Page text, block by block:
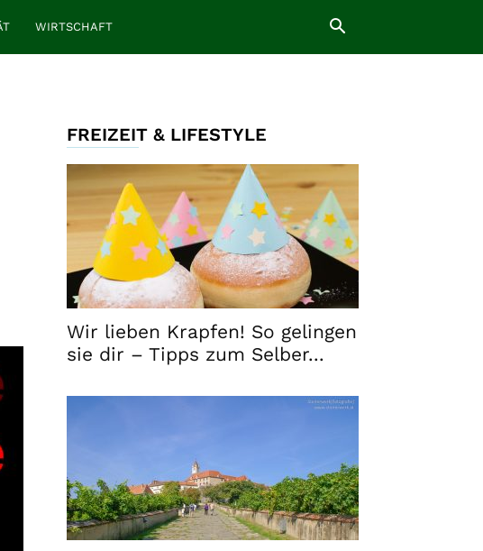
WIRTSCHAFT
FREIZEIT & LIFESTYLE
Wir lieben Krapfen! So gelingen
sie dir – Tipps zum Selber...